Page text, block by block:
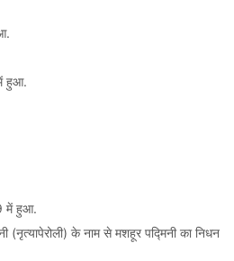
हुआ.
में हुआ.
(नृत्यापेरोली) के नाम से मशहूर पद्मिनी का निधन